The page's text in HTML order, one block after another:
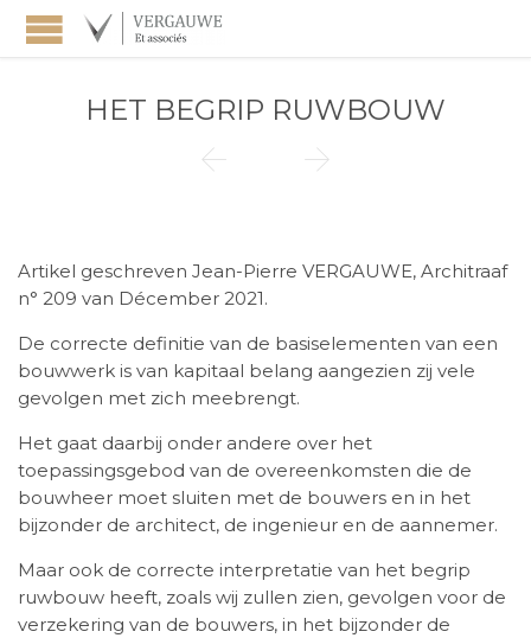
HET BEGRIP RUWBOUW
 
Artikel geschreven Jean-Pierre VERGAUWE, Architraaf
n° 209 van Décember 2021.
De correcte definitie van de basiselementen van een
bouwwerk is van kapitaal belang aangezien zij vele
gevolgen met zich meebrengt.
Het gaat daarbij onder andere over het
toepassingsgebod van de overeenkomsten die de
bouwheer moet sluiten met de bouwers en in het
bijzonder de architect, de ingenieur en de aannemer.
Maar ook de correcte interpretatie van het begrip
ruwbouw heeft, zoals wij zullen zien, gevolgen voor de
verzekering van de bouwers, in het bijzonder de